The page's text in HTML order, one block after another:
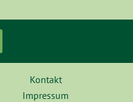
Kontakt
Impressum